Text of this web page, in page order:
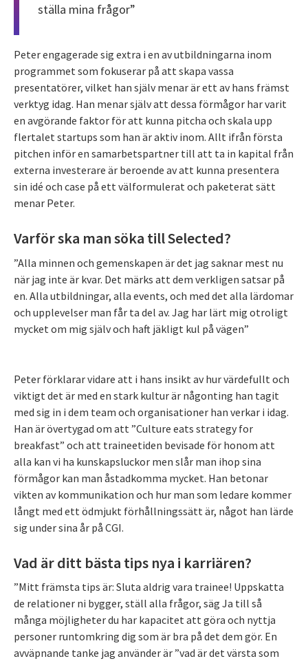
ställa mina frågor”
Peter engagerade sig extra i en av utbildningarna inom
programmet som fokuserar på att skapa vassa
presentatörer, vilket han själv menar är ett av hans främst
verktyg idag. Han menar själv att dessa förmågor har varit
en avgörande faktor för att kunna pitcha och skala upp
flertalet startups som han är aktiv inom. Allt ifrån första
pitchen inför en samarbetspartner till att ta in kapital från
externa investerare är beroende av att kunna presentera
sin idé och case på ett välformulerat och paketerat sätt
menar Peter.
Varför ska man söka till Selected?
”Alla minnen och gemenskapen är det jag saknar mest nu
när jag inte är kvar. Det märks att dem verkligen satsar på
en. Alla utbildningar, alla events, och med det alla lärdomar
och upplevelser man får ta del av. Jag har lärt mig otroligt
mycket om mig själv och haft jäkligt kul på vägen”
Peter förklarar vidare att i hans insikt av hur värdefullt och
viktigt det är med en stark kultur är någonting han tagit
med sig in i dem team och organisationer han verkar i idag.
Han är övertygad om att ”Culture eats strategy for
breakfast” och att traineetiden bevisade för honom att
alla kan vi ha kunskapsluckor men slår man ihop sina
förmågor kan man åstadkomma mycket. Han betonar
vikten av kommunikation och hur man som ledare kommer
långt med ett ödmjukt förhållningssätt är, något han lärde
sig under sina år på CGI.
Vad är ditt bästa tips nya i karriären?
”Mitt främsta tips är: Sluta aldrig vara trainee! Uppskatta
de relationer ni bygger, ställ alla frågor, säg Ja till så
många möjligheter du har kapacitet att göra och nyttja
personer runtomkring dig som är bra på det dem gör. En
avväpnande tanke jag använder är ”vad är det värsta som